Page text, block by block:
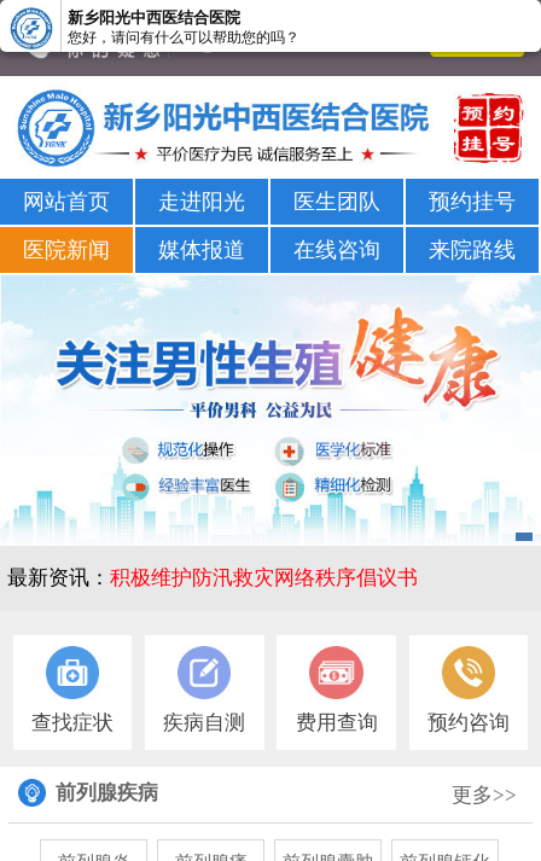
新乡男科医院-新乡市正规男科医院-新乡阳光男科医院
网站首页 走进阳光 医生团队
预约挂号
医院新闻
媒体报道 在线咨询 来院路线
最新资讯： 积极维护防汛救灾网络秩序倡议书
查找症状 疾病自测 费用查询 预约咨询
前列腺疾病 更多>>
新乡阳光中西医结合医院
您好，请问有什么可以帮助您的吗？